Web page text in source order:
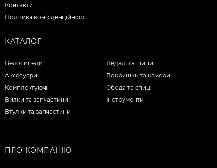
Контакти
Політика конфіденційності
КАТАЛОГ
Велосипеди
Аксесуари
Комплектуючі
Вилки та запчастини
Втулки та запчастини
Педалі та шипи
Покришки та камери
Обода та спиці
Інструменти
ПРО КОМПАНІЮ